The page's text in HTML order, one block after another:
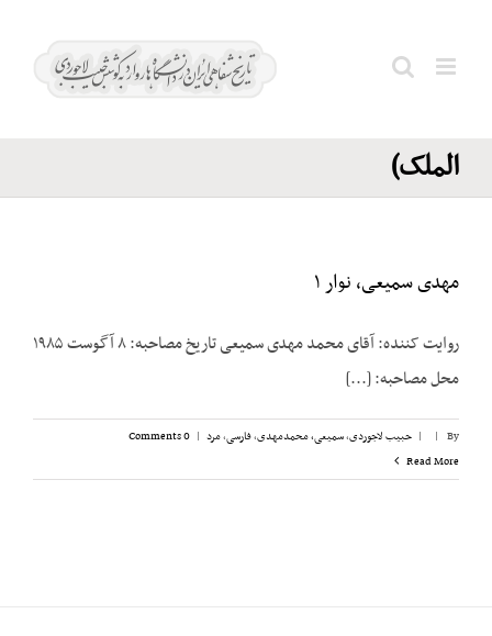
ابراهیم
الملک)
مهدی سمیعی، نوار ۱
روایت ‌کننده: آقای محمد مهدی سمیعی تاریخ مصاحبه: ۸ آگوست ۱۹۸۵
محل مصاحبه: [...]
By
|
| حبیب لاجوردی,سمیعی، محمدمهدی,فارسی,مرد |
0 Comments
Read More